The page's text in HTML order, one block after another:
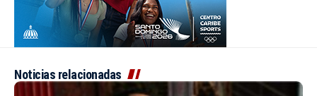
Noticias relacionadas